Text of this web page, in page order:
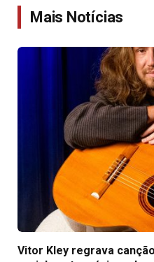
Mais Notícias
Vitor Kley regrava